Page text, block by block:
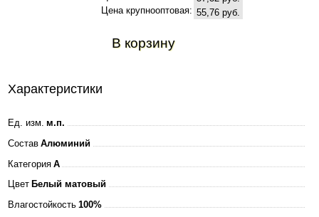
Цена крупнооптовая: 55,76 руб.
В корзину
Характеристики
Ед. изм. м.п.
Состав Алюминий
Категория A
Цвет Белый матовый
Влагостойкость 100%